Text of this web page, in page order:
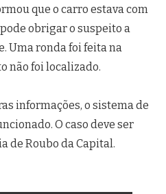
que o carro estava com
obrigar o suspeito a
Uma ronda foi feita na
não foi localizado.
informações, o sistema de
O caso deve ser
de Roubo da Capital.